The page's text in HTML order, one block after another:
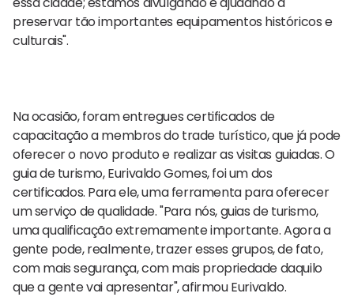
preservar tão importantes equipamentos históricos e
culturais".
Na ocasião, foram entregues certificados de
capacitação a membros do trade turístico, que já pode
oferecer o novo produto e realizar as visitas guiadas. O
guia de turismo, Eurivaldo Gomes, foi um dos
certificados. Para ele, uma ferramenta para oferecer
um serviço de qualidade. "Para nós, guias de turismo,
uma qualificação extremamente importante. Agora a
gente pode, realmente, trazer esses grupos, de fato,
com mais segurança, com mais propriedade daquilo
que a gente vai apresentar", afirmou Eurivaldo.